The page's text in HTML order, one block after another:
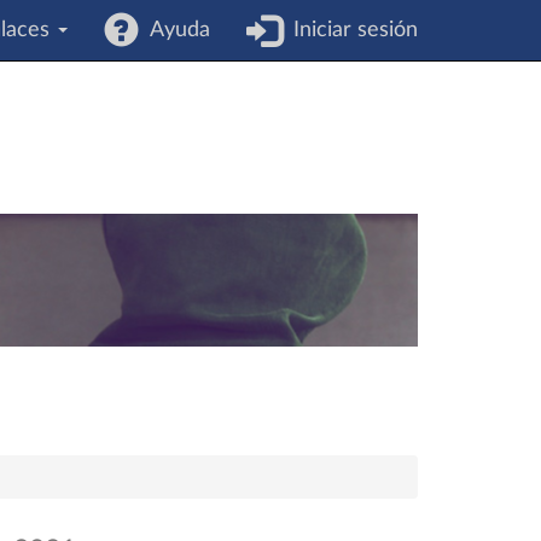
Ayuda Iniciar sesión